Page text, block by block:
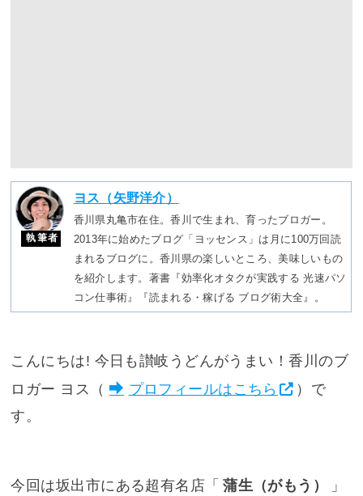
執筆者
ヨス（矢野洋介）
香川県丸亀市在住。香川で生まれ、育ったブロガー。
2013年に始めたブログ「ヨッセンス」は月に100万回読
まれるブログに。香川県の楽しいところ、美味しいもの
を紹介します。著書『効率化オタクが実践する 光速パソ
コン仕事術』『読まれる・稼げる ブログ術大全』。
こんにちは! 今日も讃岐うどんがうまい！香川のブ
ロガー ヨス（
プロフィールはこちら
）で
す。
今回は坂出市にある超有名店「 蒲生（がもう）
」